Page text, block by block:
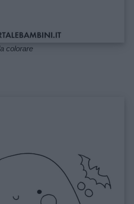
colorare